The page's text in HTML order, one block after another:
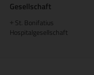
Gesellschaft
St. Bonifatius
Hospitalgesellschaft